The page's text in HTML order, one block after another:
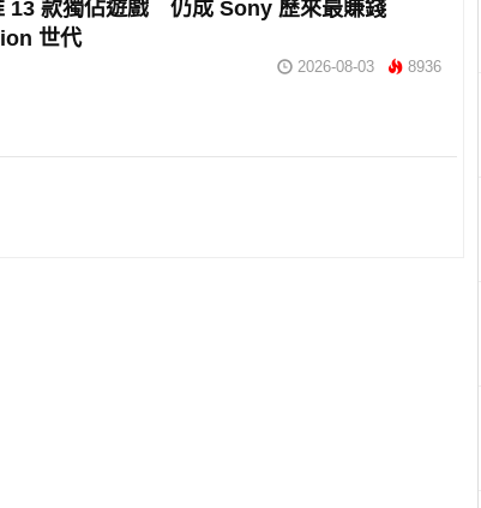
13 款獨佔遊戲 仍成 Sony 歷來最賺錢
世代
2026-08-03 8936